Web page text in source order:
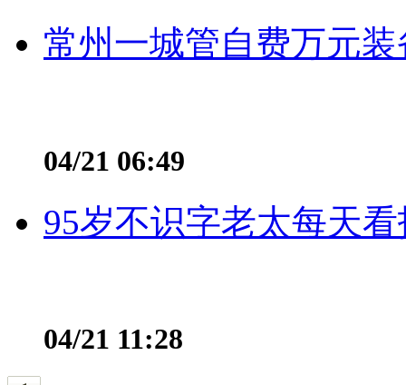
常州一城管自费万元
04/21 06:49
95岁不识字老太每天
04/21 11:28